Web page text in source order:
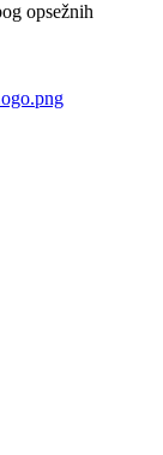
opsežnih